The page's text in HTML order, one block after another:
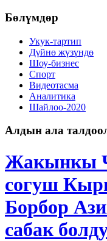
Бөлүмдөр
Укук-тартип
Дγйнө жүзүндө
Шоу-бизнес
Спорт
Видеотасма
Аналитика
Шайлоо-2020
Алдын ала
Жакынкы
согуш
Борбор
сабак